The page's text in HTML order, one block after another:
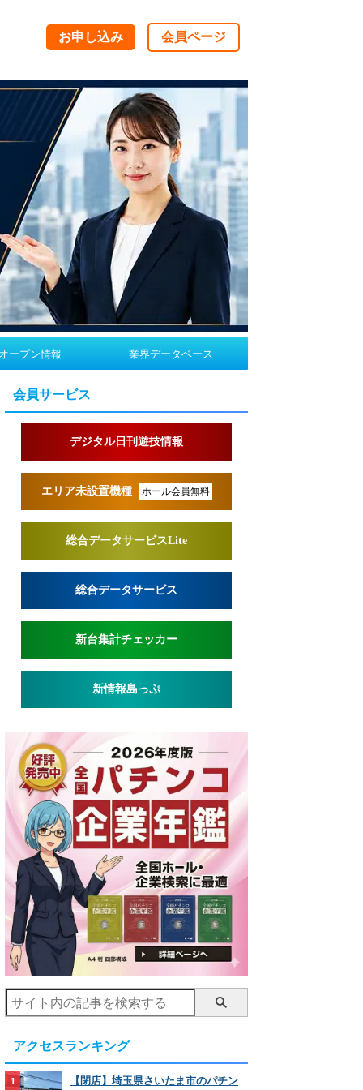
お申し込み 会員ページ
ープン情報 業界データベース
会員サービス
デジタル日刊遊技情報
エリア未設置機種 ホール会員無料
総合データサービスLite
総合データサービス
新台集計チェッカー
新情報島っぷ
アクセスランキング
【閉店】埼玉県さいたま市のパチン